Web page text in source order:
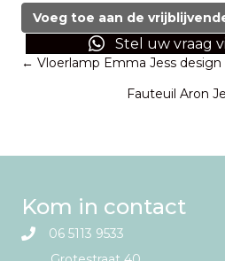
design
(Royal
Blue)
Voeg toe aan de
Stel uw vraag
Posts
navigation
← Vloerlamp Emma Jess design
Fauteuil Aron
Kom in contact
06 5113 9533